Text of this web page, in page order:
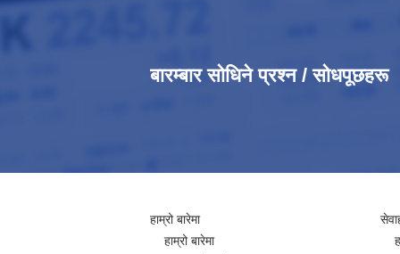
बारम्बार सोधिने प्रश्न / सोधपूछहरू
हाम्रो बारेमा
हाम्रो बारेमा